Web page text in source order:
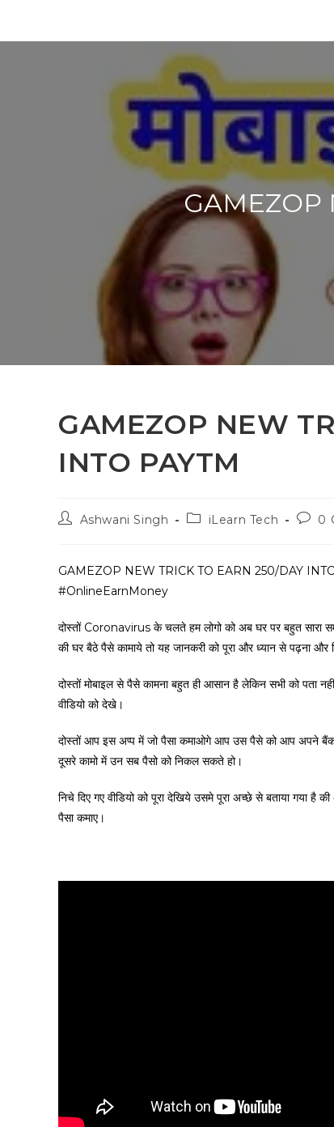
GAMEZOP
GAMEZOP NEW
INTO PAYTM
Ashwani Singh iLearn Tech 0
GAMEZOP NEW TRICK TO EARN ₹250/DAY
#OnlineEarnMoney
दोस्तों Coronavirus के चलते हम लोगो को अब घर पर बहुत सारा
की घर बैठे पैसे कामाये तो यह जानकरी को पूरा और ध्यान से पढ़ना
दोस्तों मोबाइल से पैसे कामना बहुत ही आसान है लेकिन सभी को
वीडियो को देखे।
दोस्तों आप इस अप्प में जो पैसा कमाओगे आप उस पैसे को आप
दूसरे कामो में उन सब पैसो को निकल सकते हो।
निचे दिए गए वीडियो को पूरा देखिये उसमे पूरा अच्छे से बताया गया
पैसा कमाए।